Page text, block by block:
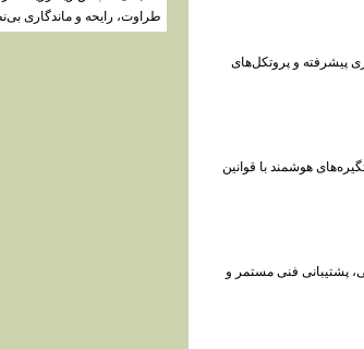
پیشرفته و پروتکل‌های
هوشمند با قوانین
پشتیبانی فنی مستمر و
طراوت، رایحه و ماندگاری